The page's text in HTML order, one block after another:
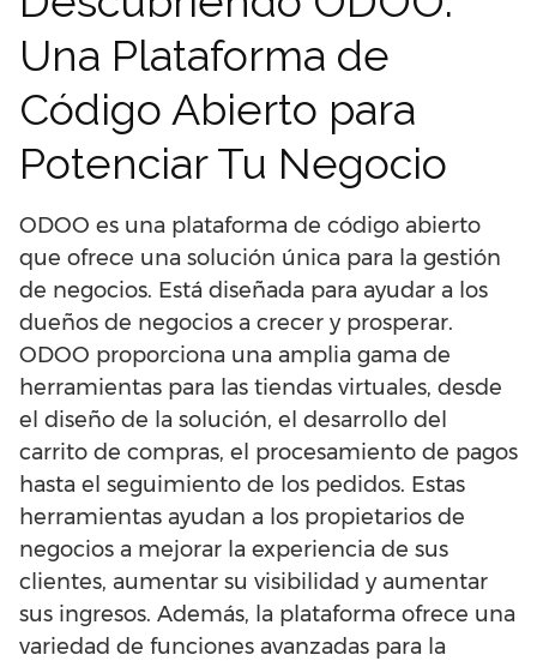
Una Plataforma de
Código Abierto para
Potenciar Tu Negocio
ODOO es una plataforma de código abierto
que ofrece una solución única para la gestión
de negocios. Está diseñada para ayudar a los
dueños de negocios a crecer y prosperar.
ODOO proporciona una amplia gama de
herramientas para las tiendas virtuales, desde
el diseño de la solución, el desarrollo del
carrito de compras, el procesamiento de pagos
hasta el seguimiento de los pedidos. Estas
herramientas ayudan a los propietarios de
negocios a mejorar la experiencia de sus
clientes, aumentar su visibilidad y aumentar
sus ingresos. Además, la plataforma ofrece una
variedad de funciones avanzadas para la